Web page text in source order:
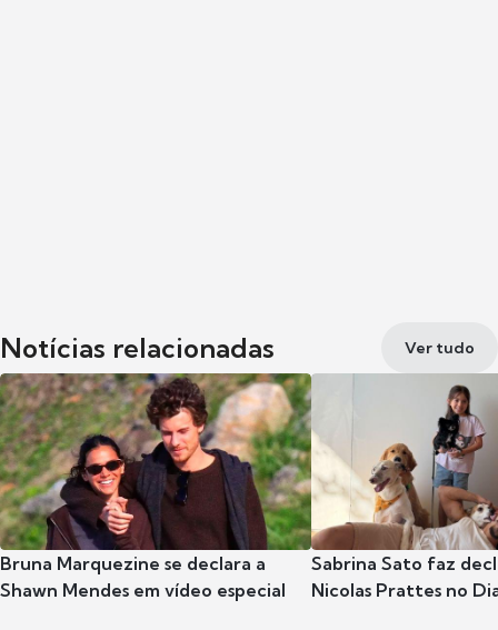
Notícias relacionadas Ver tudo
Bruna Marquezine se declara a
Shawn Mendes em vídeo especial
Sabrina Sato faz
Nicolas Prattes no